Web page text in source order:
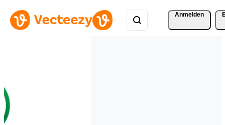
Anmelden